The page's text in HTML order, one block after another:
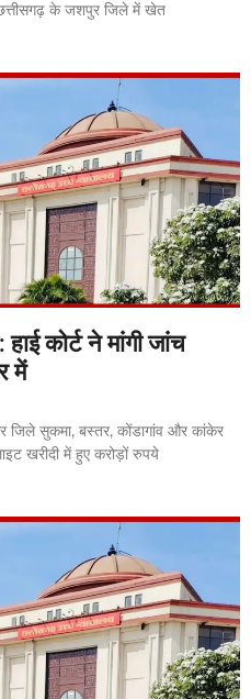
के जशपुर जिले में खेत
कोर्ट ने मांगी जांच
में
जिले सुकमा, बस्तर, कोंडागांव और कांकेर
खरीदी में हुए करोड़ों रुपये